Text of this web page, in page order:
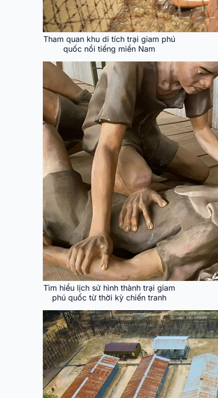
Tham quan khu di tích trại giam phú
quốc nổi tiếng miền Nam
Tìm hiểu lịch sử hình thành trại giam
phú quốc từ thời kỳ chiến tranh